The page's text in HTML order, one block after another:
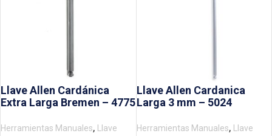
Llave Allen Cardánica
Extra Larga Bremen – 4775
Herramientas Manuales, Llave
Llave Allen Cardanica
Larga 3 mm – 5024
Herramientas Manuales, Llave